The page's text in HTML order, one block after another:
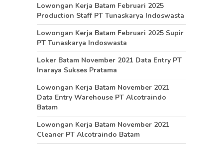
Lowongan Kerja Batam Februari 2025
Production Staff PT Tunaskarya Indoswasta
Lowongan Kerja Batam Februari 2025 Supir
PT Tunaskarya Indoswasta
Loker Batam November 2021 Data Entry PT
Inaraya Sukses Pratama
Lowongan Kerja Batam November 2021
Data Entry Warehouse PT Alcotraindo
Batam
Lowongan Kerja Batam November 2021
Cleaner PT Alcotraindo Batam